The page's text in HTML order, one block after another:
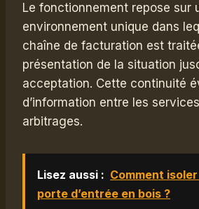
Le fonctionnement repose sur
environnement unique dans
chaîne de facturation est
présentation de la situation
acceptation. Cette continuité
d’information entre les
arbitrages.
Lisez aussi : Comment
porte d’entrée en bois ?